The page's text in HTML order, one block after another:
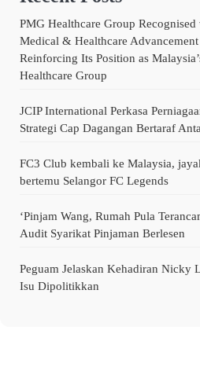
PMG Healthcare Group
Medical & Healthcare
Reinforcing Its Position as
Healthcare Group
JCIP International Perkasa
Strategi Cap Dagangan Bertaraf
FC3 Club kembali ke Malaysia,
bertemu Selangor FC Legends
‘Pinjam Wang, Rumah Pula
Audit Syarikat Pinjaman Berlesen
Peguam Jelaskan Kehadiran Nicky
Isu Dipolitikkan